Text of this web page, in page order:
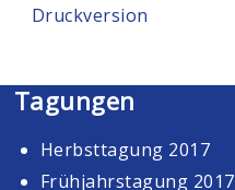
Druckversion
Tagungen
Herbsttagung 2017
Frühjahrstagung 2017